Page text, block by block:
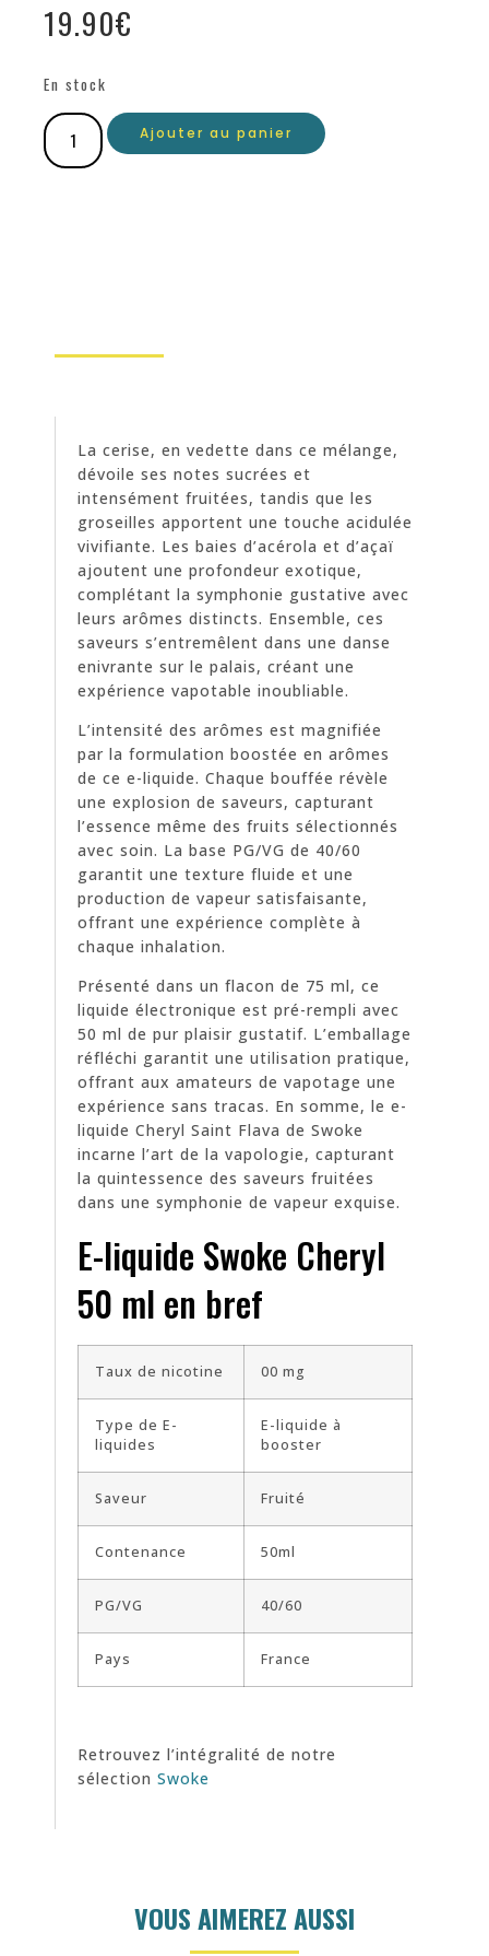
19.90€
En stock
Ajouter au panier
La cerise, en vedette dans ce mélange,
dévoile ses notes sucrées et
intensément fruitées, tandis que les
groseilles apportent une touche acidulée
vivifiante. Les baies d’acérola et d’açaï
ajoutent une profondeur exotique,
complétant la symphonie gustative avec
leurs arômes distincts. Ensemble, ces
saveurs s’entremêlent dans une danse
enivrante sur le palais, créant une
expérience vapotable inoubliable.
L’intensité des arômes est magnifiée
par la formulation boostée en arômes
de ce e-liquide. Chaque bouffée révèle
une explosion de saveurs, capturant
l’essence même des fruits sélectionnés
avec soin. La base PG/VG de 40/60
garantit une texture fluide et une
production de vapeur satisfaisante,
offrant une expérience complète à
chaque inhalation.
Présenté dans un flacon de 75 ml, ce
liquide électronique est pré-rempli avec
50 ml de pur plaisir gustatif. L’emballage
réfléchi garantit une utilisation pratique,
offrant aux amateurs de vapotage une
expérience sans tracas. En somme, le e-
liquide Cheryl Saint Flava de Swoke
incarne l’art de la vapologie, capturant
la quintessence des saveurs fruitées
dans une symphonie de vapeur exquise.
E-liquide Swoke Cheryl
50 ml en bref
Taux de nicotine 00 mg
Type de E-
liquides
E-liquide à
booster
Saveur Fruité
Contenance 50ml
PG/VG 40/60
Pays France
Retrouvez l’intégralité de notre
sélection Swoke
VOUS AIMEREZ AUSSI